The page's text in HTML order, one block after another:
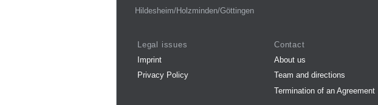
Hildesheim/Holzminden/Göttingen
Legal issues
Imprint
Privacy Policy
Contact
About us
Team and directions
Termination of an Agreement